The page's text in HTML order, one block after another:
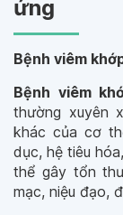
ứng
Bệnh viêm
Bệnh viêm
thường xuyên
khác của cơ
dục, hệ tiêu
thể gây tổn
mạc, niệu đạo,